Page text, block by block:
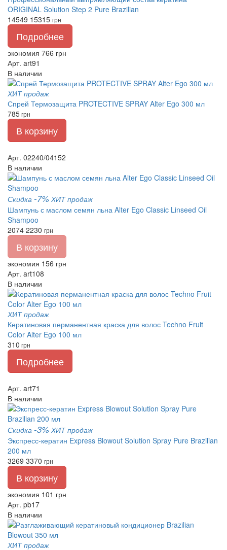
ORIGINAL Solution Step 2 Pure Brazilian
14549 15315 грн
Подробнее
экономия 766 грн
Арт. art91
В наличии
ХИТ продаж
Спрей Термозащита PROTECTIVE SPRAY Alter Ego 300 мл
785грн
В корзину
Арт. 02240/04152
В наличии
Скидка -7% ХИТ продаж
Шампунь с маслом семян льна Alter Ego Classic Linseed Oil
Shampoo
2074 2230 грн
В корзину
экономия 156 грн
Арт. art108
В наличии
ХИТ продаж
Кератиновая перманентная краска для волос Techno Fruit
Color Alter Ego 100 мл
310 грн
Подробнее
Арт. art71
В наличии
Скидка -3% ХИТ продаж
Экспресс-кератин Express Blowout Solution Spray Pure Brazilian
200 мл
3269 3370 грн
В корзину
экономия 101 грн
Арт. pb17
В наличии
ХИТ продаж